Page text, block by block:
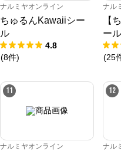
ナルミヤオンライン
ちゅるんKawaiiシー
ル
4.8
(8件)
ナル
【
ー
(25
11
ナルミヤオンライン
12
ナル